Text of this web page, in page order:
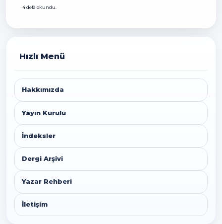
4 defa okundu.
Hızlı Menü
Hakkımızda
Yayın Kurulu
İndeksler
Dergi Arşivi
Yazar Rehberi
İletişim